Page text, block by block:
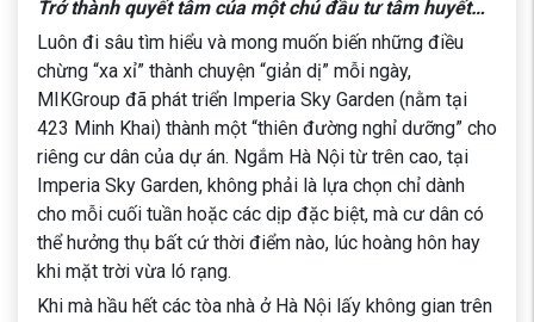
Trở thành quyết tâm của một chủ đầu tư tâm huyết…
Luôn đi sâu tìm hiểu và mong muốn biến những điều
chừng “xa xỉ” thành chuyện “giản dị” mỗi ngày,
MIKGroup đã phát triển Imperia Sky Garden (nằm tại
423 Minh Khai) thành một “thiên đường nghỉ dưỡng” cho
riêng cư dân của dự án. Ngắm Hà Nội từ trên cao, tại
Imperia Sky Garden, không phải là lựa chọn chỉ dành
cho mỗi cuối tuần hoặc các dịp đặc biệt, mà cư dân có
thể hưởng thụ bất cứ thời điểm nào, lúc hoàng hôn hay
khi mặt trời vừa ló rạng.
Khi mà hầu hết các tòa nhà ở Hà Nội lấy không gian trên